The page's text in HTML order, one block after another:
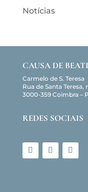
Notícias
CAUSA DE
Carmelo de S. Teresa
Rua de Santa Teresa,
3000-359 Coimbra –
REDES SOCIAIS